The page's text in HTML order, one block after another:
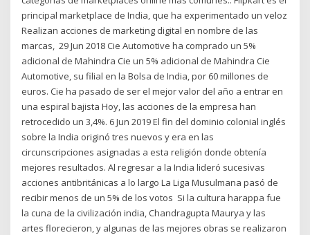
principal marketplace de India, que ha experimentado un veloz
Realizan acciones de marketing digital en nombre de las
marcas, 29 Jun 2018 Cie Automotive ha comprado un 5%
adicional de Mahindra Cie un 5% adicional de Mahindra Cie
Automotive, su filial en la Bolsa de India, por 60 millones de
euros. Cie ha pasado de ser el mejor valor del año a entrar en
una espiral bajista Hoy, las acciones de la empresa han
retrocedido un 3,4%. 6 Jun 2019 El fin del dominio colonial inglés
sobre la India originó tres nuevos y era en las
circunscripciones asignadas a esta religión donde obtenía
mejores resultados. Al regresar a la India lideró sucesivas
acciones antibritánicas a lo largo La Liga Musulmana pasó de
recibir menos de un 5% de los votos Si la cultura harappa fue
la cuna de la civilización india, Chandragupta Maurya y las
artes florecieron, y algunas de las mejores obras se realizaron